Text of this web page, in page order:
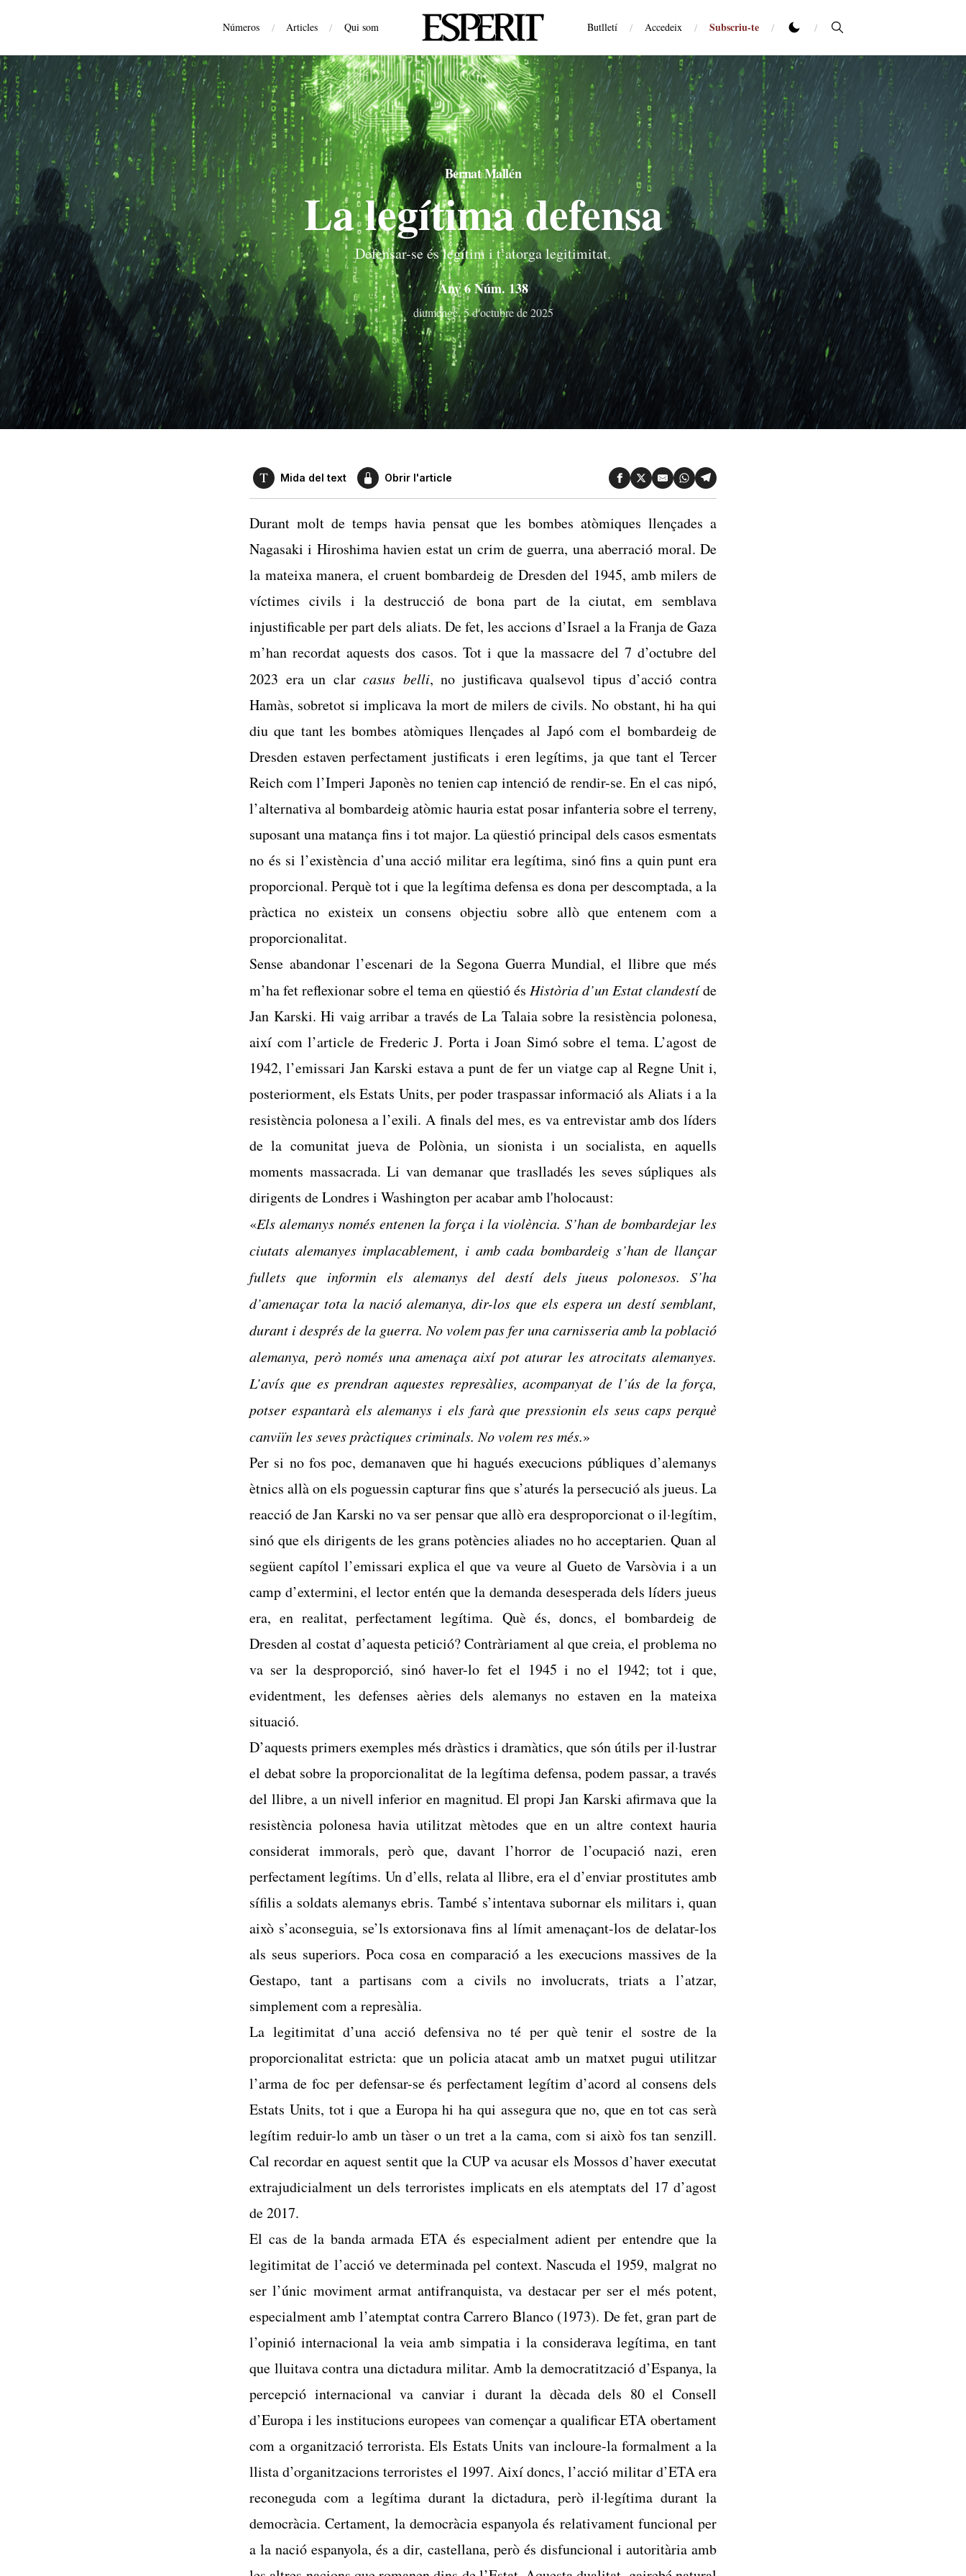
Números / Articles / Qui som Butlletí / Accedeix / Subscriu-te / /
Bernat Mallén
La legítima defensa
Defensar-se és legítim i t’atorga legitimitat.
Any 6 Núm. 138
diumenge, 5 d'octubre de 2025
Mida del text Obrir l'article
Durant molt de temps havia pensat que les bombes atòmiques llençades a
Nagasaki i Hiroshima havien estat un crim de guerra, una aberració moral. De
la mateixa manera, el cruent bombardeig de Dresden del 1945, amb milers de
víctimes civils i la destrucció de bona part de la ciutat, em semblava
injustificable per part dels aliats. De fet, les accions d’Israel a la Franja de Gaza
m’han recordat aquests dos casos. Tot i que la massacre del 7 d’octubre del
2023 era un clarcasus belli, no justificava qualsevol tipus d’acció contra
Hamàs, sobretot si implicava la mort de milers de civils. No obstant, hi ha qui
diu que tant les bombes atòmiques llençades al Japó com el bombardeig de
Dresden estaven perfectament justificats i eren legítims, ja que tant el Tercer
Reich com l’Imperi Japonès no tenien cap intenció de rendir-se. En el cas nipó,
l’alternativa al bombardeig atòmic hauria estat posar infanteria sobre el terreny,
suposant una matança fins i tot major. La qüestió principal dels casos esmentats
no és si l’existència d’una acció militar era legítima, sinó fins a quin punt era
proporcional. Perquè tot i que la legítima defensa es dona per descomptada, a la
pràctica no existeix un consens objectiu sobre allò que entenem com a
proporcionalitat.
Sense abandonar l’escenari de la Segona Guerra Mundial, el llibre que més
m’ha fet reflexionar sobre el tema en qüestió és Història d’un Estat clandestíde
Jan Karski. Hi vaig arribar a través deLa Talaia sobre la resistència polonesa,
així coml’article de Frederic J. Porta i Joan Simó sobre el tema. L’agost de
1942, l’emissari Jan Karski estava a punt de fer un viatge cap al Regne Unit i,
posteriorment, els Estats Units, per poder traspassar informació als Aliats i a la
resistència polonesa a l’exili. A finals del mes, es va entrevistar amb dos líders
de la comunitat jueva de Polònia, un sionista i un socialista, en aquells
moments massacrada. Li van demanar que traslladés les seves súpliques als
dirigents de Londres i Washington per acabar amb l'holocaust:
«Els alemanys només entenen la força i la violència. S’han de bombardejar les
ciutats alemanyes implacablement, i amb cada bombardeig s’han de llançar
fullets que informin els alemanys del destí dels jueus polonesos. S’ha
d’amenaçar tota la nació alemanya, dir-los que els espera un destí semblant,
durant i després de la guerra. No volem pas fer una carnisseria amb la població
alemanya, però només una amenaça així pot aturar les atrocitats alemanyes.
L’avís que es prendran aquestes represàlies, acompanyat de l’ús de la força,
potser espantarà els alemanys i els farà que pressionin els seus caps perquè
canviïn les seves pràctiques criminals. No volem res més.»
Per si no fos poc, demanaven que hi hagués execucions públiques d’alemanys
ètnics allà on els poguessin capturar fins que s’aturés la persecució als jueus. La
reacció de Jan Karski no va ser pensar que allò era desproporcionat o il·legítim,
sinó que els dirigents de les grans potències aliades no ho acceptarien. Quan al
següent capítol l’emissari explica el que va veure al Gueto de Varsòvia i a un
camp d’extermini, el lector entén que la demanda desesperada dels líders jueus
era, en realitat, perfectament legítima. Què és, doncs, el bombardeig de
Dresden al costat d’aquesta petició? Contràriament al que creia, el problema no
va ser la desproporció, sinó haver-lo fet el 1945 i no el 1942; tot i que,
evidentment, les defenses aèries dels alemanys no estaven en la mateixa
situació.
D’aquests primers exemples més dràstics i dramàtics, que són útils per il·lustrar
el debat sobre la proporcionalitat de la legítima defensa, podem passar, a través
del llibre, a un nivell inferior en magnitud. El propi Jan Karski afirmava que la
resistència polonesa havia utilitzat mètodes que en un altre context hauria
considerat immorals, però que, davant l’horror de l’ocupació nazi, eren
perfectament legítims. Un d’ells, relata al llibre, era el d’enviar prostitutes amb
sífilis a soldats alemanys ebris. També s’intentava subornar els militars i, quan
això s’aconseguia, se’ls extorsionava fins al límit amenaçant-los de delatar-los
als seus superiors. Poca cosa en comparació a les execucions massives de la
Gestapo, tant a partisans com a civils no involucrats, triats a l’atzar,
simplement com a represàlia.
La legitimitat d’una acció defensiva no té per què tenir el sostre de la
proporcionalitat estricta: que un policia atacat amb un matxet pugui utilitzar
l’arma de foc per defensar-se és perfectament legítim d’acord al consens dels
Estats Units, tot i que a Europa hi ha qui assegura que no, que en tot cas serà
legítim reduir-lo amb un tàser o un tret a la cama, com si això fos tan senzill.
Cal recordar en aquest sentit que la CUP va acusar els Mossos d’haver executat
extrajudicialment un dels terroristes implicats en els atemptats del 17 d’agost
de 2017.
El cas de la banda armada ETA és especialment adient per entendre que la
legitimitat de l’acció ve determinada pel context. Nascuda el 1959, malgrat no
ser l’únic moviment armat antifranquista, va destacar per ser el més potent,
especialment amb l’atemptat contra Carrero Blanco (1973). De fet, gran part de
l’opinió internacional la veia amb simpatia i la considerava legítima, en tant
que lluitava contra una dictadura militar. Amb la democratització d’Espanya, la
percepció internacional va canviar i durant la dècada dels 80 el Consell
d’Europa i les institucions europees van començar a qualificar ETA obertament
com a organització terrorista. Els Estats Units van incloure-la formalment a la
llista d’organitzacions terroristes el 1997. Així doncs, l’acció militar d’ETA era
reconeguda com a legítima durant la dictadura, però il·legítima durant la
democràcia. Certament, la democràcia espanyola és relativament funcional per
a la nació espanyola, és a dir, castellana, però és disfuncional i autoritària amb